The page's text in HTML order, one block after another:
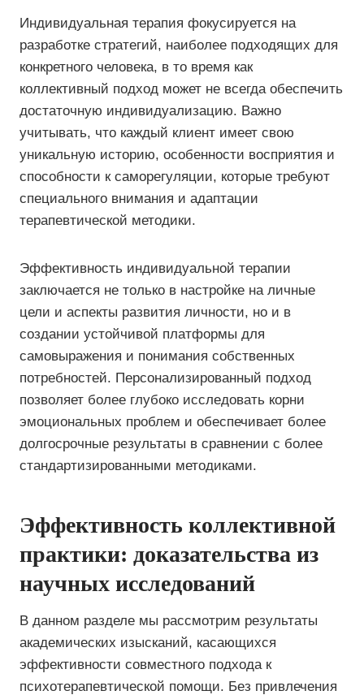
Индивидуальная терапия фокусируется на
разработке стратегий, наиболее подходящих для
конкретного человека, в то время как
коллективный подход может не всегда обеспечить
достаточную индивидуализацию. Важно
учитывать, что каждый клиент имеет свою
уникальную историю, особенности восприятия и
способности к саморегуляции, которые требуют
специального внимания и адаптации
терапевтической методики.
Эффективность индивидуальной терапии
заключается не только в настройке на личные
цели и аспекты развития личности, но и в
создании устойчивой платформы для
самовыражения и понимания собственных
потребностей. Персонализированный подход
позволяет более глубоко исследовать корни
эмоциональных проблем и обеспечивает более
долгосрочные результаты в сравнении с более
стандартизированными методиками.
Эффективность коллективной
практики: доказательства из
научных исследований
В данном разделе мы рассмотрим результаты
академических изысканий, касающихся
эффективности совместного подхода к
психотерапевтической помощи. Без привлечения